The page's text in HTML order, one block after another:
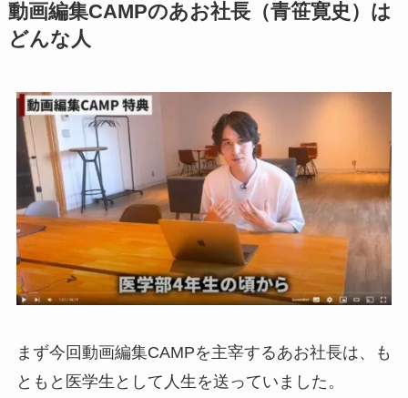
動画編集CAMPのあお社長（青笹寛史）は
どんな人
まず今回動画編集CAMPを主宰するあお社長は、も
ともと医学生として人生を送っていました。